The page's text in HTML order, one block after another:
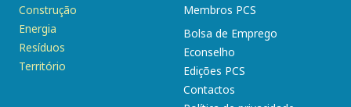
Construção
Energia
Resíduos
Território
Membros PCS
Bolsa de Emprego
Econselho
Edições PCS
Contactos